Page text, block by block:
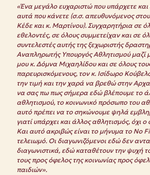
«Ένα μεγάλο ευχαριστώ που υπάρχετε και
αυτά που κάνετε (σ.σ. απευθυνόμενος
Κέδε και κ. Μαρτίνου). Συγχαρητήρια σε
εθελοντές, σε όλους συμμετείχαν και σε
συντελεστές αυτής της ξεχωριστής
Αναπληρωτής Υπουργός Αθλητισμού μαζί
μου κ. Δόμνα Μιχαηλίδου και σε όλους
παρευρισκόμενους, τον κ. Ισίδωρο
την τιμή και την χαρά να βρεθώ στην
να σας πω πως σήμερα εδώ βλέπουμε το
αθλητισμού, το κοινωνικό πρόσωπο του
αυτό πρέπει να το σηκώνουμε ψηλά
γιατί υπάρχει και άλλος αθλητισμός, όχι ο
Και αυτό ακριβώς είναι το μήνυμα τοNo
τελειωμό. Οι διαγωνιζόμενοι εδώ δεν
διαγωνιστικά, εδώ καταθέτουν την ψυχή
τους προς όφελος της κοινωνίας προς
παιδιών».